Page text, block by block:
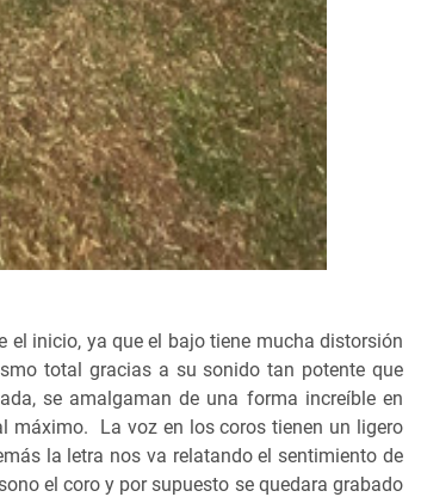
el inicio, ya que el bajo tiene mucha distorsión
total gracias a su sonido tan potente que
se amalgaman de una forma increíble en
máximo. La voz en los coros tienen un ligero
la letra nos va relatando el sentimiento de
el coro y por supuesto se quedara grabado